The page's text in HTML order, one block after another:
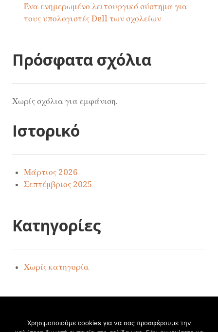
Ένα ενημερωμένο λειτουργικό σύστημα για
τους υπολογιστές Dell των σχολείων
Πρόσφατα σχόλια
Χωρίς σχόλια για εμφάνιση.
Ιστορικό
Μάρτιος 2026
Σεπτέμβριος 2025
Kατηγορίες
Χωρίς κατηγορία
Χρησιμοποιούμε cookies για να σας προσφέρουμε την